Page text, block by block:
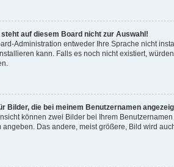
auf diesem Board nicht zur Auswahl!
Administration entweder Ihre Sprache nicht
kann. Falls es noch nicht existiert,
Bilder, die bei meinem Benutzernamen
können zwei Bilder bei Ihrem
angeben. Das andere, meist größere, Bild wird